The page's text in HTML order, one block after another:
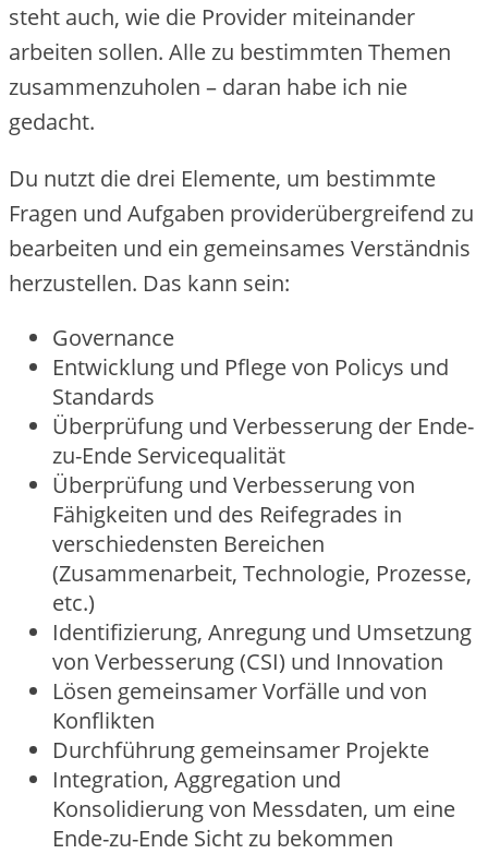
steht auch, wie die Provider miteinander
arbeiten sollen. Alle zu bestimmten Themen
zusammenzuholen – daran habe ich nie
gedacht.
Du nutzt die drei Elemente, um bestimmte
Fragen und Aufgaben providerübergreifend zu
bearbeiten und ein gemeinsames Verständnis
herzustellen. Das kann sein:
Governance
Entwicklung und Pflege von Policys und
Standards
Überprüfung und Verbesserung der Ende-
zu-Ende Servicequalität
Überprüfung und Verbesserung von
Fähigkeiten und des Reifegrades in
verschiedensten Bereichen
(Zusammenarbeit, Technologie, Prozesse,
etc.)
Identifizierung, Anregung und Umsetzung
von Verbesserung (CSI) und Innovation
Lösen gemeinsamer Vorfälle und von
Konflikten
Durchführung gemeinsamer Projekte
Integration, Aggregation und
Konsolidierung von Messdaten, um eine
Ende-zu-Ende Sicht zu bekommen